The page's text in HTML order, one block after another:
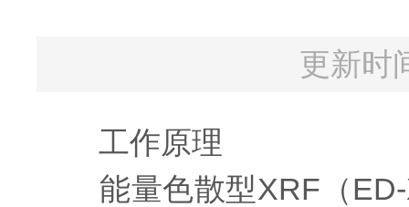
更新时
工作原理
能量色散型XRF（ED-